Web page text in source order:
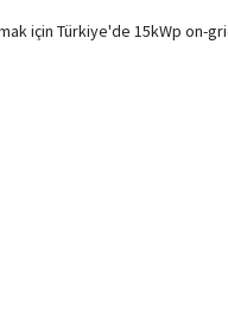
için Türkiye'de 15kWp on-